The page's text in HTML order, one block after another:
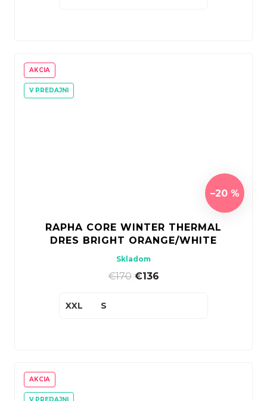
AKCIA
V PREDAJNI
–20 %
RAPHA CORE WINTER THERMAL
DRES BRIGHT ORANGE/WHITE
Skladom
€170| €136
XXL S
AKCIA
V PREDAJNI